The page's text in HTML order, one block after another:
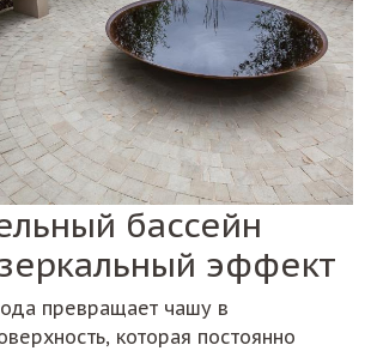
бассейн
эффект
превращает чашу в
которая постоянно